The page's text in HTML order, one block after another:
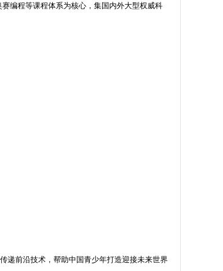
编程等课程体系为核心，集国内外大型权威科
递前沿技术，帮助中国青少年打造迎接未来世界